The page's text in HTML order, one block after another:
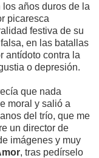
años duros de la
picaresca
festiva de su
en las batallas
antídoto contra la
o depresión.
que nada
moral y salió a
del trío, que me
un director de
imágenes y muy
, tras pedírselo